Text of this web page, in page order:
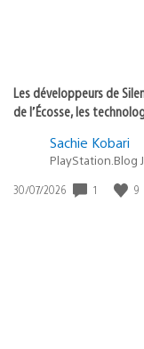
Les développeurs de
de l’Écosse, les
Sachie Kobari
PlayStation.Blog
Date
30/07/2026 1 9